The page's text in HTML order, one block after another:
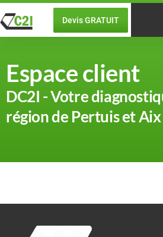
Devis GRATUIT
Espace client
DC2I - Votre
région de Pertuis et